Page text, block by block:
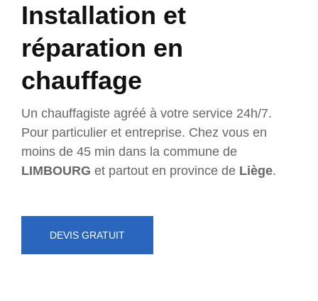
Installation et
réparation en
chauffage
Un chauffagiste agréé à votre service 24h/7.
Pour particulier et entreprise. Chez vous en
moins de 45 min dans la commune de
LIMBOURG et partout en province de Liège.
DEVIS GRATUIT